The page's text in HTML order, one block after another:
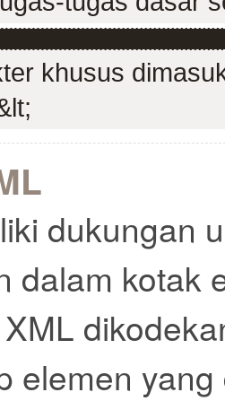
khusus
dukungan
dalam kotak
elemen